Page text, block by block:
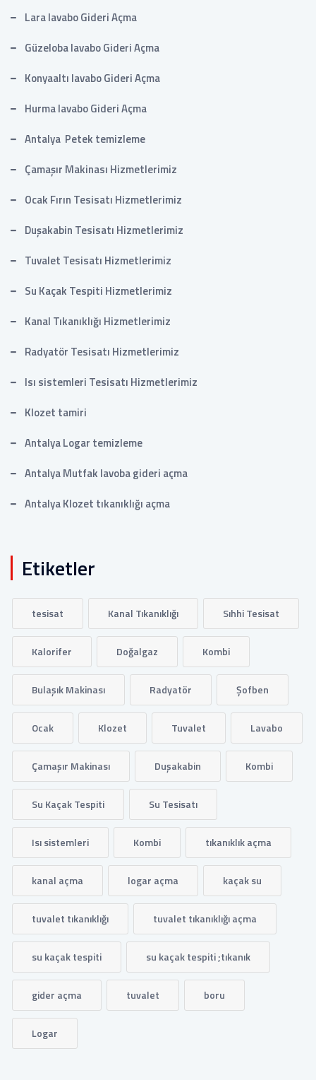
Lara lavabo Gideri Açma
Güzeloba lavabo Gideri Açma
Konyaaltı lavabo Gideri Açma
Hurma lavabo Gideri Açma
Antalya Petek temizleme
Çamaşır Makinası Hizmetlerimiz
Ocak Fırın Tesisatı Hizmetlerimiz
Duşakabin Tesisatı Hizmetlerimiz
Tuvalet Tesisatı Hizmetlerimiz
Su Kaçak Tespiti Hizmetlerimiz
Kanal Tıkanıklığı Hizmetlerimiz
Radyatör Tesisatı Hizmetlerimiz
Isı sistemleri Tesisatı Hizmetlerimiz
Klozet tamiri
Antalya Logar temizleme
Antalya Mutfak lavoba gideri açma
Antalya Klozet tıkanıklığı açma
Etiketler
tesisat Kanal Tıkanıklığı Sıhhi Tesisat
Kalorifer Doğalgaz Kombi
Bulaşık Makinası Radyatör Şofben
Ocak Klozet Tuvalet Lavabo
Çamaşır Makinası Duşakabin Kombi
Su Kaçak Tespiti Su Tesisatı
Isı sistemleri Kombi tıkanıklık açma
kanal açma logar açma kaçak su
tuvalet tıkanıklığı tuvalet tıkanıklığı açma
su kaçak tespiti su kaçak tespiti ;tıkanık
gider açma tuvalet boru
Logar